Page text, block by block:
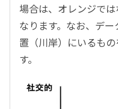
場合は、オレンジで
なります。なお、デ
置（川岸）にいるもの
す。